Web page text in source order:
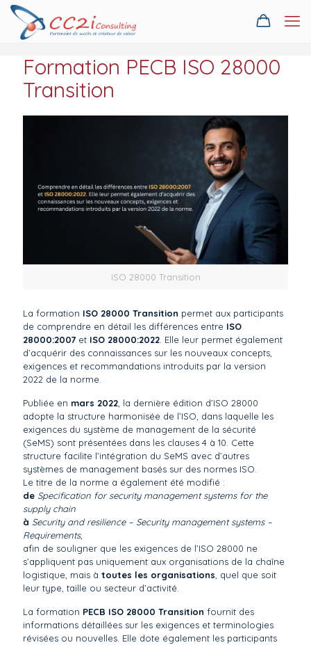
Formation PECB ISO 28000
Transition
ISO 28000 Transition
La formation ISO 28000 Transition permet aux participants
de comprendre en détail les différences entre ISO
28000:2007 et ISO 28000:2022 . Elle leur permet également
d’acquérir des connaissances sur les nouveaux concepts,
exigences et recommandations introduits par la version
2022 de la norme.
Publiée en mars 2022 , la dernière édition d’ISO 28000
adopte la structure harmonisée de l’ISO, dans laquelle les
exigences du système de management de la sécurité
(SeMS) sont présentées dans les clauses 4 à 10. Cette
structure facilite l’intégration du SeMS avec d’autres
systèmes de management basés sur des normes ISO.
Le titre de la norme a également été modifié :
de Specification for security management systems for the
supply chain
à Security and resilience – Security management systems –
Requirements,
afin de souligner que les exigences de l’ISO 28000 ne
s’appliquent pas uniquement aux organisations de la chaîne
logistique, mais à toutes les organisations , quel que soit
leur type, taille ou secteur d’activité.
La formation PECB ISO 28000 Transition fournit des
informations détaillées sur les exigences et terminologies
révisées ou nouvelles. Elle dote également les participants